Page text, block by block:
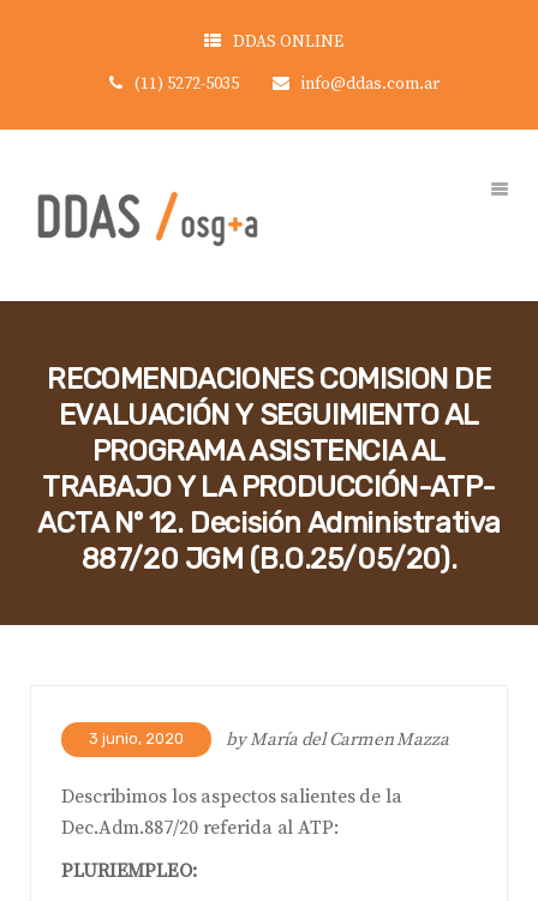
DDAS ONLINE
(11) 5272-5035
info@ddas.com.ar
RECOMENDACIONES COMISION DE
EVALUACIÓN Y SEGUIMIENTO AL
PROGRAMA ASISTENCIA AL
TRABAJO Y LA PRODUCCIÓN-ATP-
ACTA Nº 12. Decisión Administrativa
887/20 JGM (B.O.25/05/20).
3 junio, 2020 byMaría del Carmen Mazza
Describimos los aspectos salientes de la
Dec.Adm.887/20 referida al ATP:
PLURIEMPLEO: